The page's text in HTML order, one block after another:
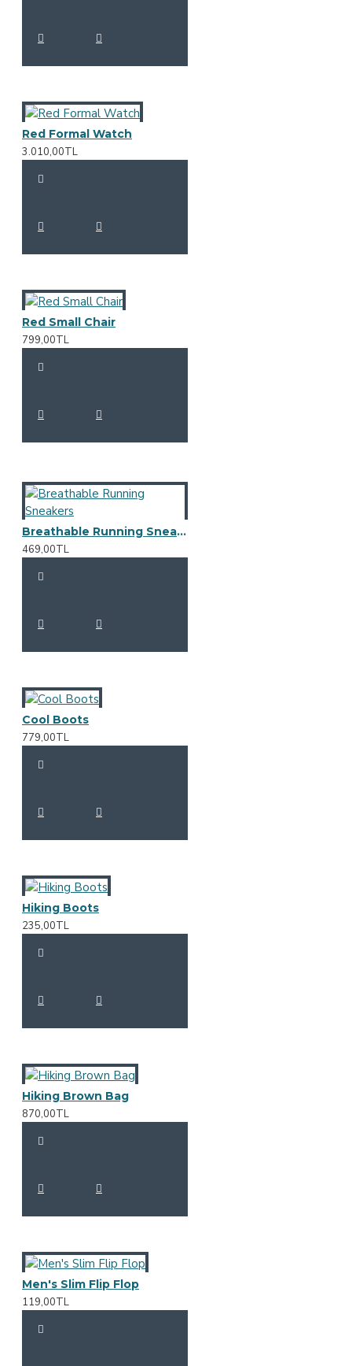
Red Formal Watch
3.010,00TL
Red Small Chair
799,00TL
Breathable Running Sneakers
469,00TL
Cool Boots
779,00TL
Hiking Boots
235,00TL
Hiking Brown Bag
870,00TL
Men's Slim Flip Flop
119,00TL